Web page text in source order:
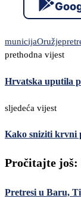
municijaOružje
prethodna vijest
Hrvatska uputila
sljedeća vijest
Kako sniziti krvni
Pročitajte još:
Pretresi u Baru,